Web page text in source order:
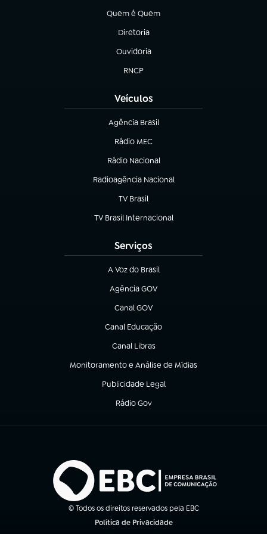
Quem é Quem
(abre em nova aba)
Diretoria
(abre em nova aba)
Ouvidoria
(abre em nova aba)
RNCP
(abre em nova aba)
Veículos
Agência Brasil
(abre em nova aba)
Rádio MEC
(abre em nova aba)
Rádio Nacional
Radioagência Nacional
(abre em nova aba)
TV Brasil
(abre em nova aba)
TV Brasil Internacional
(abre em nova aba)
Serviços
A Voz do Brasil
(abre em nova aba)
Agência GOV
(abre em nova aba)
Canal GOV
(abre em nova aba)
Canal Educação
(abre em nova aba)
Canal Libras
(abre em nova aba)
Monitoramento e Análise de Mídias
(abre em nova aba)
Publicidade Legal
(abre em nova aba)
Rádio Gov
(abre em nova aba)
© Todos os direitos reservados pela EBC
Política de Privacidade